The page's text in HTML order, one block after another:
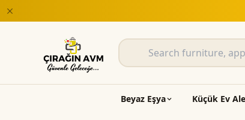
Beyaz Eşya Küçük Ev